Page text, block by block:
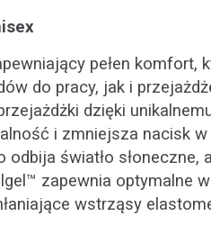
pełen komfort,
do pracy, jak i
dzięki
i zmniejsza nacisk
światło słoneczne,
zapewnia optymalne
wstrząsy